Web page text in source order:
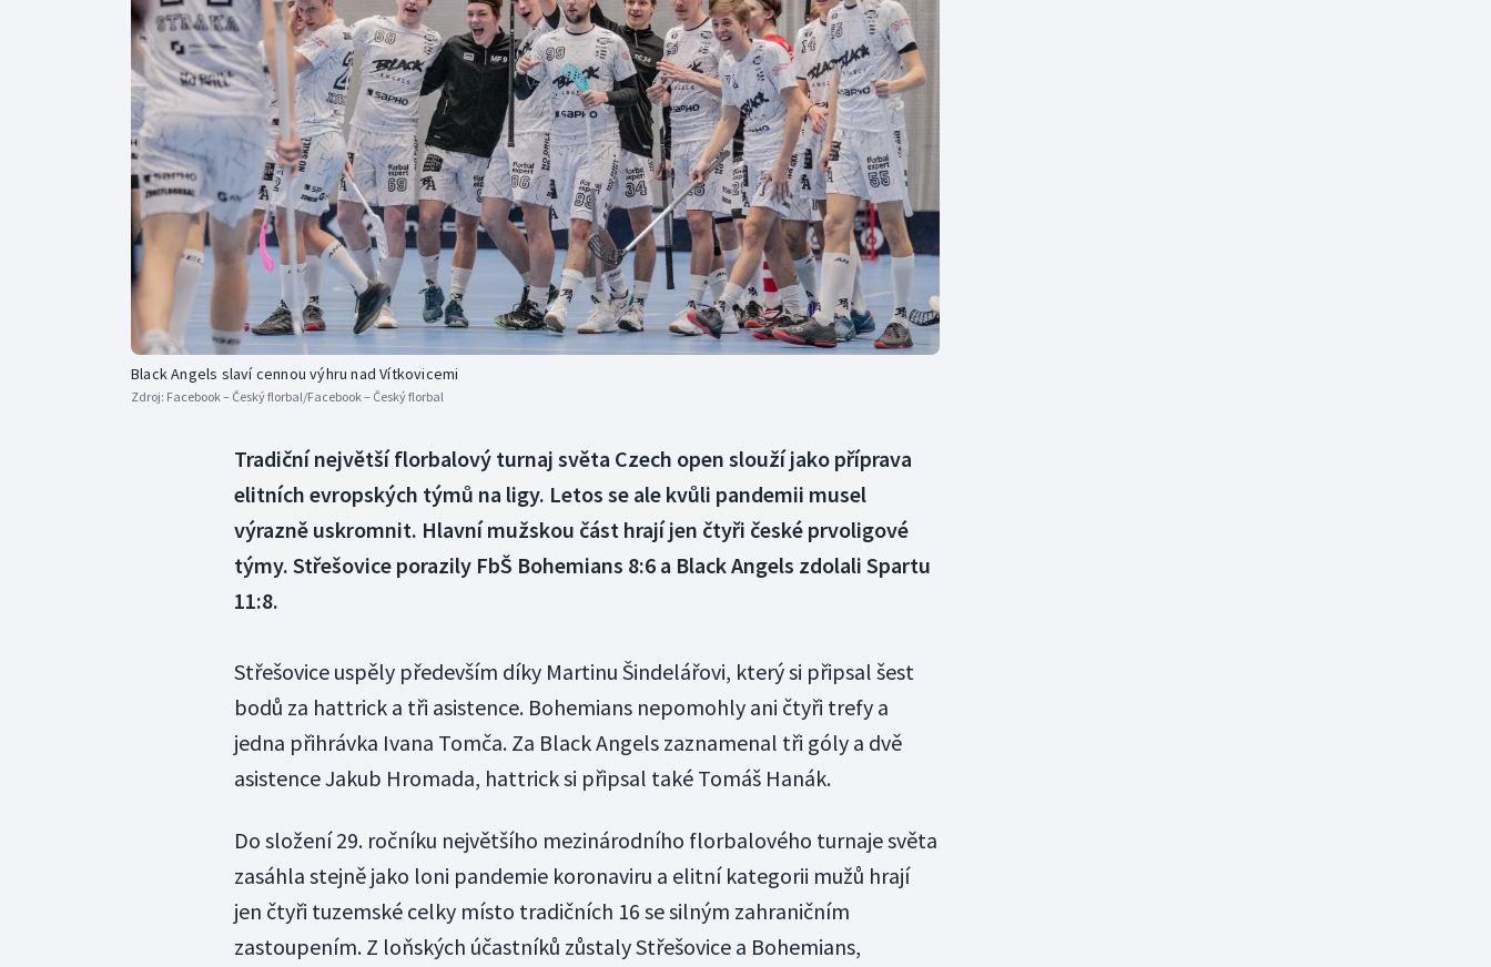
Curling
Dostihy
Florbal
Futsal
Golf
Gymnastika
Moderní pětiboj
Motorsport
Olympijské hry
Parasport
Plavání
Plážový volejbal
Triatlon
Veslování
Vodní slalom
Volejbal
Ostatní
Black Angels slaví cennou výhru nad Vítkovicemi
Zdroj: Facebook – Český florbal/Facebook – Český florbal
Tradiční největší florbalový turnaj světa Czech open slouží jako příprava
elitních evropských týmů na ligy. Letos se ale kvůli pandemii musel
výrazně uskromnit. Hlavní mužskou část hrají jen čtyři české prvoligové
týmy. Střešovice porazily FbŠ Bohemians 8:6 a Black Angels zdolali Spartu
11:8.
Střešovice uspěly především díky Martinu Šindelářovi, který si připsal šest
bodů za hattrick a tři asistence. Bohemians nepomohly ani čtyři trefy a
jedna přihrávka Ivana Tomča. Za Black Angels zaznamenal tři góly a dvě
asistence Jakub Hromada, hattrick si připsal také Tomáš Hanák.
Do složení 29. ročníku největšího mezinárodního florbalového turnaje světa
zasáhla stejně jako loni pandemie koronaviru a elitní kategorii mužů hrají
jen čtyři tuzemské celky místo tradičních 16 se silným zahraničním
zastoupením. Z loňských účastníků zůstaly Střešovice a Bohemians,